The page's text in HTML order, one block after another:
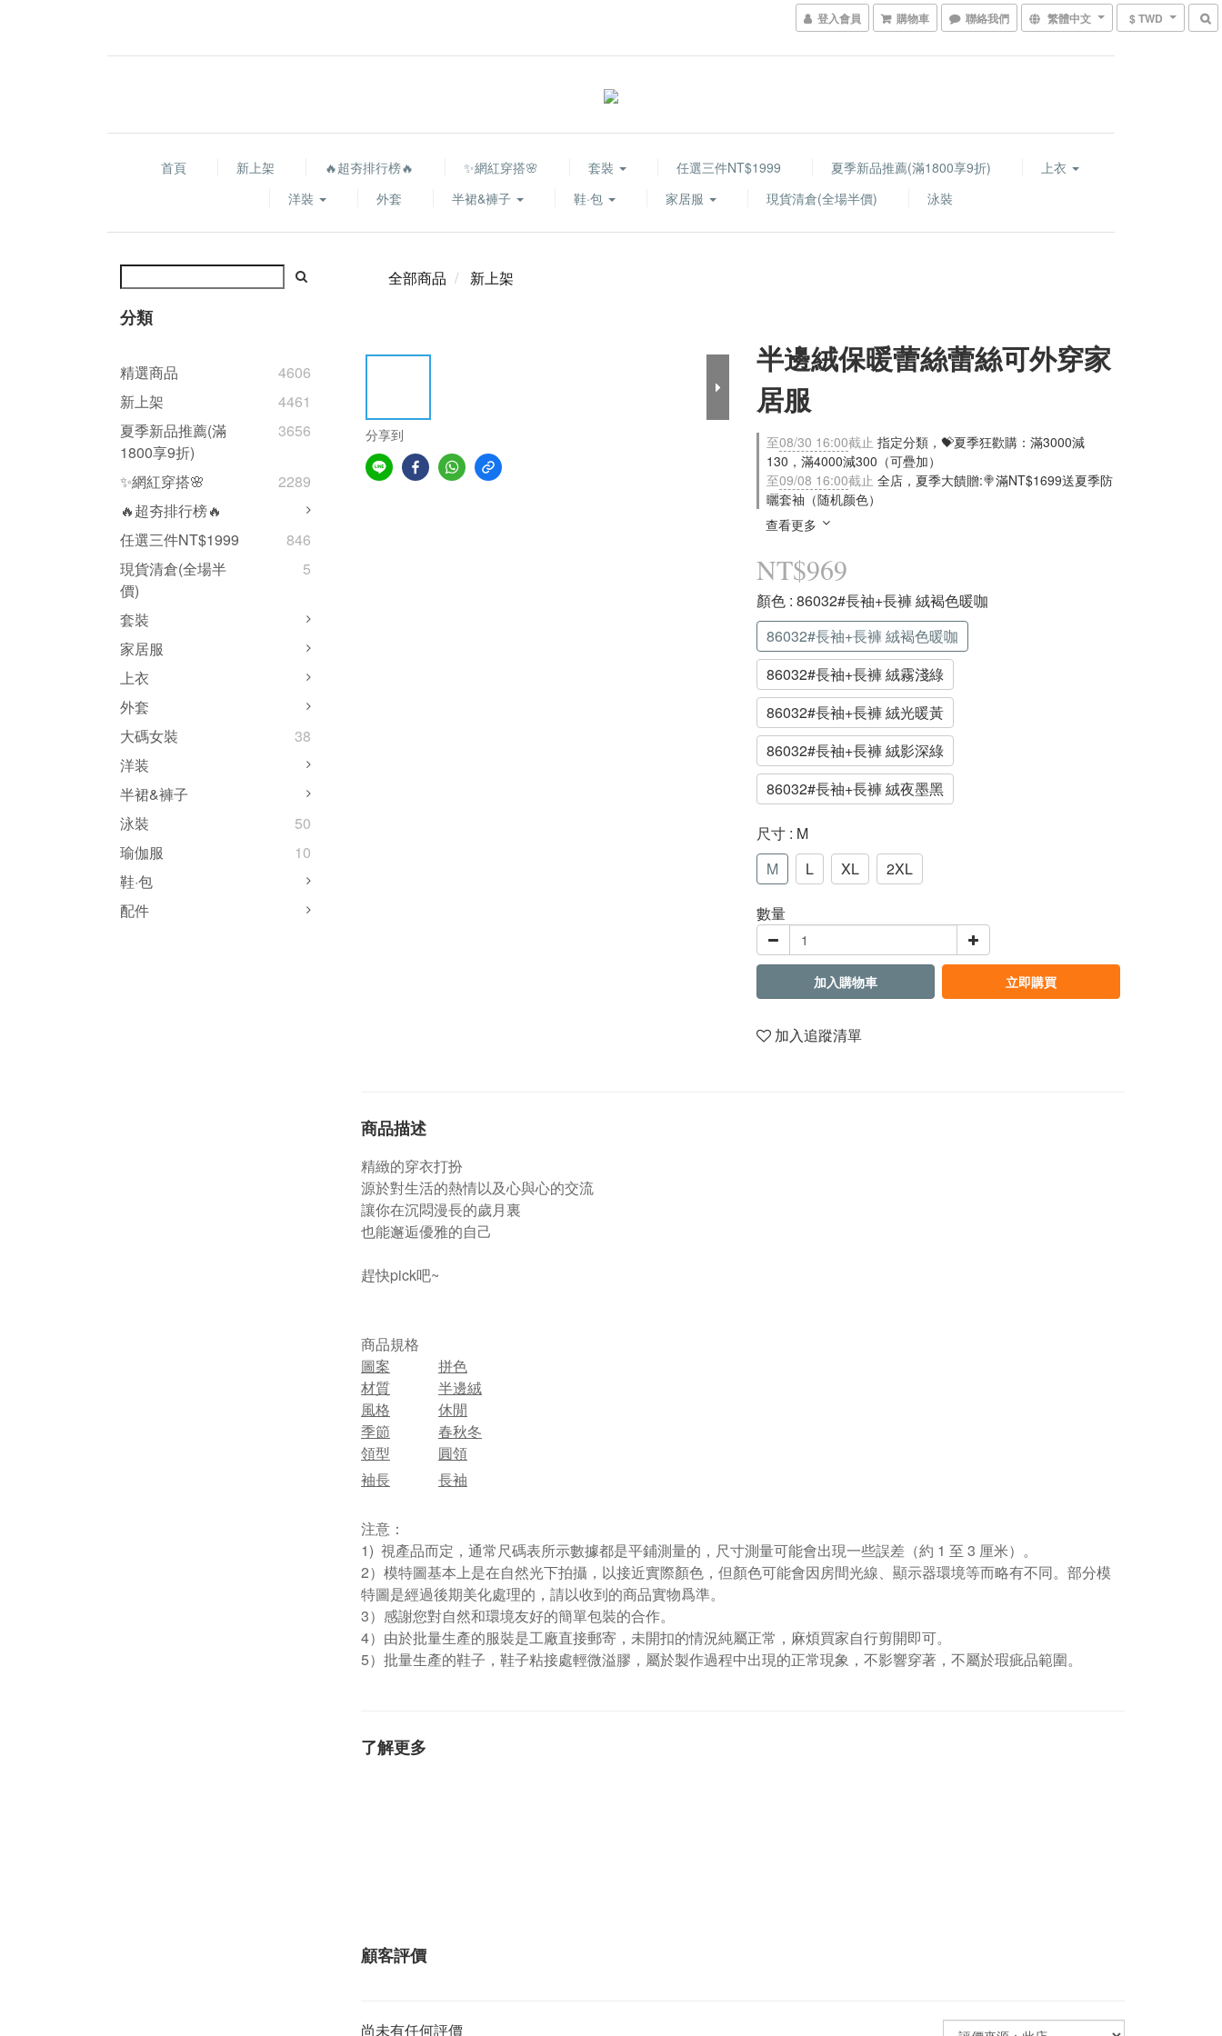
登入會員 購物車 聯絡我們 繁體中文 $ TWD
首頁 新上架 🔥超夯排行榜🔥 ✨網紅穿搭🌸 套裝 任選三件NT$1999 夏季新品推薦(滿1800享9折)
上衣
洋裝
外套 半裙&褲子 鞋·包 家居服 現貨清倉(全場半價) 泳裝
分類
精選商品
4606
新上架
4461
夏季新品推薦(滿
1800享9折)
3656
✨網紅穿搭🌸
2289
🔥超夯排行榜🔥
任選三件NT$1999
846
現貨清倉(全場半
價)
5
套裝
家居服
上衣
外套
大碼女裝
38
洋装
半裙&褲子
泳裝
50
瑜伽服
10
鞋·包
配件
全部商品 新上架
分享到
半邊絨保暖蕾絲蕾絲可外穿家
居服
至08/30 16:00截止 指定分類，💝夏季狂歡購：滿3000減
130，滿4000減300（可疊加）
至09/08 16:00截止 全店，夏季大饋贈:🍭滿NT$1699送夏季防
曬套袖（随机颜色）
查看更多
NT$969
顏色 : 86032#長袖+長褲 絨褐色暖咖
86032#長袖+長褲 絨褐色暖咖
86032#長袖+長褲 絨霧淺綠
86032#長袖+長褲 絨光暖黃
86032#長袖+長褲 絨影深綠
86032#長袖+長褲 絨夜墨黑
尺寸 : M
M
L XL 2XL
數量
加入購物車 立即購買
加入追蹤清單
商品描述
精緻的穿衣打扮
源於對生活的熱情以及心與心的交流
讓你在沉悶漫長的歲月裏
也能邂逅優雅的自己
趕快pick吧~
商品規格
圖案
拼色
材質
半邊絨
風格
休閒
季節
春秋冬
領型
圓領
袖長
長袖
注意：
1) 視產品而定，通常尺碼表所示數據都是平鋪測量的，尺寸測量可能會出現一些誤差（約 1 至 3 厘米）。
2）模特圖基本上是在自然光下拍攝，以接近實際顏色，但顏色可能會因房間光線、顯示器環境等而略有不同。部分模
特圖是經過後期美化處理的，請以收到的商品實物爲準。
3）感謝您對自然和環境友好的簡單包裝的合作。
4）由於批量生產的服裝是工廠直接郵寄，未開扣的情況純屬正常，麻煩買家自行剪開即可。
5）批量生產的鞋子，鞋子粘接處輕微溢膠，屬於製作過程中出現的正常現象，不影響穿著，不屬於瑕疵品範圍。
了解更多
顧客評價
尚未有任何評價